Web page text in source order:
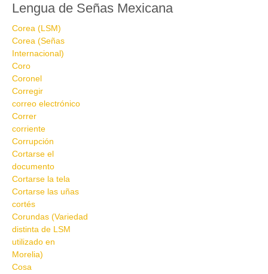
Lengua de Señas Mexicana
Corea (LSM)
Corea (Señas
Internacional)
Coro
Coronel
Corregir
correo electrónico
Correr
corriente
Corrupción
Cortarse el
documento
Cortarse la tela
Cortarse las uñas
cortés
Corundas (Variedad
distinta de LSM
utilizado en
Morelia)
Cosa